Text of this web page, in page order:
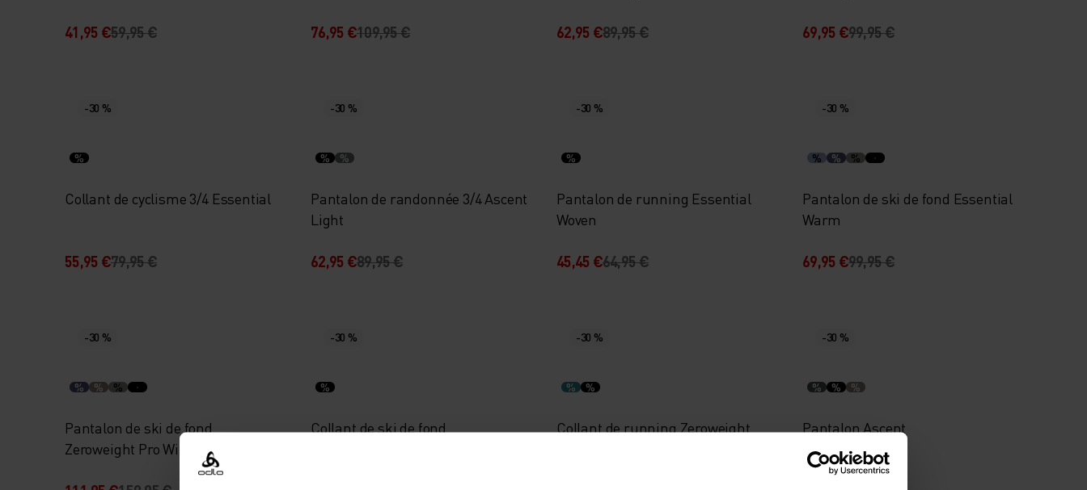
41,95 €59,95 € 76,95 €109,95 € 62,95 €89,95 € 69,95 €99,95 €
-30 %
%
Collant de cyclisme 3/4 Essential
55,95 €79,95 €
-30 %
% %
Pantalon de randonnée 3/4 Ascent
Light
62,95 €89,95 €
-30 %
%
Pantalon de running Essential
Woven
45,45 €64,95 €
-30 %
% % %
Pantalon de ski de fond Essential
Warm
69,95 €99,95 €
-30 %
% % %
Pantalon de ski de fond
Zeroweight Pro Windproof Warm
-30 %
%
Collant de ski de fond
-30 %
% %
Collant de running Zeroweight
-30 %
% % %
Pantalon Ascent